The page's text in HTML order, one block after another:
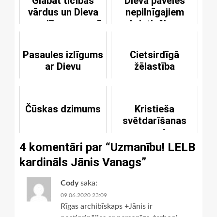
vārdus un Dieva
apsolījumus savā
nepilnīgajiem
kristiešiem
Pasaules izlīgums
ar Dievu
Cietsirdīgā
žēlastība
Čūskas dzimums
Kristieša
svētdarīšanas
pamats
4 komentāri par “Uzmanību! LELB
kardināls Jānis Vanags”
Cody saka:
09.06.2020 23:09
Rīgas archibīskaps +Jānis ir